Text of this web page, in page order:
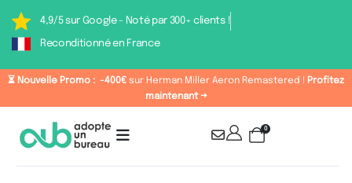
4,9/5 sur Google - Noté par 300+ clients !
Reconditionné en France
⏳ Nouvelle Promo : -400€ sur Herman Miller Aeron Remastered ! Profitez
maintenant →
0